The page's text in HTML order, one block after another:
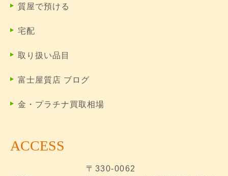
質屋で預ける
宅配
取り扱い品目
富士屋質店 ブログ
金・プラチナ買取相場
ACCESS
〒330-0062